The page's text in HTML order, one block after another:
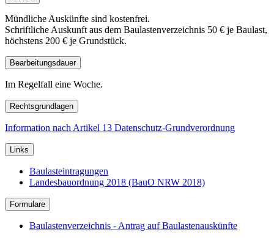
Mündliche Auskünfte sind kostenfrei.
Schriftliche Auskunft aus dem Baulastenverzeichnis 50 € je Baulast,
höchstens 200 € je Grundstück.
Bearbeitungsdauer
Im Regelfall eine Woche.
Rechtsgrundlagen
Information nach Artikel 13 Datenschutz-Grundverordnung
Links
Baulasteintragungen
Landesbauordnung 2018 (BauO NRW 2018)
Formulare
Baulastenverzeichnis - Antrag auf Baulastenauskünfte